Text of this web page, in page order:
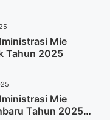
Mie
Tahun 2025
Mie
Tahun 2025